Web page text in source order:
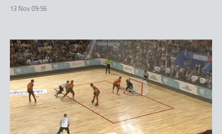
13 Nov 09:56